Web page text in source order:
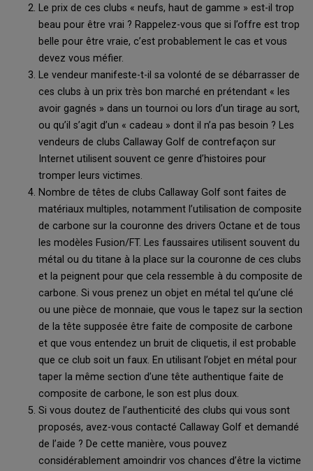
Le prix de ces clubs « neufs, haut de gamme » est-il trop
beau pour être vrai ? Rappelez-vous que si l’offre est trop
belle pour être vraie, c’est probablement le cas et vous
devez vous méfier.
Le vendeur manifeste-t-il sa volonté de se débarrasser de
ces clubs à un prix très bon marché en prétendant « les
avoir gagnés » dans un tournoi ou lors d’un tirage au sort,
ou qu’il s’agit d’un « cadeau » dont il n’a pas besoin ? Les
vendeurs de clubs Callaway Golf de contrefaçon sur
Internet utilisent souvent ce genre d’histoires pour
tromper leurs victimes.
Nombre de têtes de clubs Callaway Golf sont faites de
matériaux multiples, notamment l’utilisation de composite
de carbone sur la couronne des drivers Octane et de tous
les modèles Fusion/FT. Les faussaires utilisent souvent du
métal ou du titane à la place sur la couronne de ces clubs
et la peignent pour que cela ressemble à du composite de
carbone. Si vous prenez un objet en métal tel qu’une clé
ou une pièce de monnaie, que vous le tapez sur la section
de la tête supposée être faite de composite de carbone
et que vous entendez un bruit de cliquetis, il est probable
que ce club soit un faux. En utilisant l’objet en métal pour
taper la même section d’une tête authentique faite de
composite de carbone, le son est plus doux.
Si vous doutez de l’authenticité des clubs qui vous sont
proposés, avez-vous contacté Callaway Golf et demandé
de l’aide ? De cette manière, vous pouvez
considérablement amoindrir vos chances d’être la victime